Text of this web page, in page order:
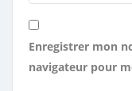
Enregistrer mon
navigateur pour